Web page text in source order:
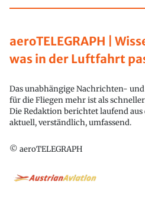
aeroTELEGRAPH |
was in der Luftfahrt
Das unabhängige Nachrichten-
für die Fliegen mehr ist als
Die Redaktion berichtet laufend
aktuell, verständlich, umfassend.
© aeroTELEGRAPH